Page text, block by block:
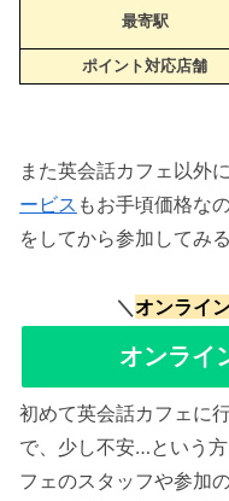
最寄駅
ポイント対応店舗
また英会話カフェ以外
ービス もお手頃価格な
をしてから参加してみ
＼オンライ
オンライ
初めて英会話カフェに
で、少し不安…という
フェのスタッフや参加